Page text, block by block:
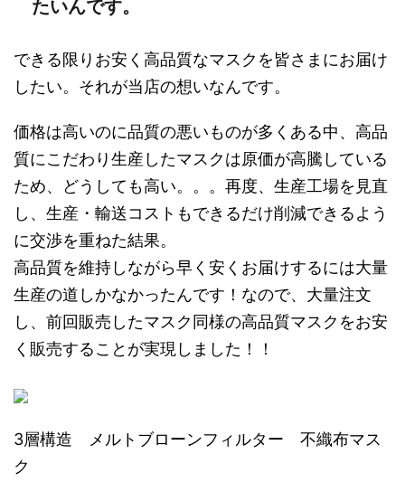
たいんです。
できる限りお安く高品質なマスクを皆さまにお届け
したい。それが当店の想いなんです。
価格は高いのに品質の悪いものが多くある中、高品
質にこだわり生産したマスクは原価が高騰している
ため、どうしても高い。。。再度、生産工場を見直
し、生産・輸送コストもできるだけ削減できるよう
に交渉を重ねた結果。
高品質を維持しながら早く安くお届けするには大量
生産の道しかなかったんです！なので、大量注文
し、前回販売したマスク同様の高品質マスクをお安
く販売することが実現しました！！
3層構造 メルトブローンフィルター 不織布マス
ク